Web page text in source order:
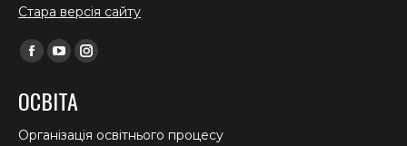
Стара версія сайту
Find us on:
Facebook
opens
in
YouTube
opens
in
Instagram
in
ОСВІТА
Організація освітнього процесу